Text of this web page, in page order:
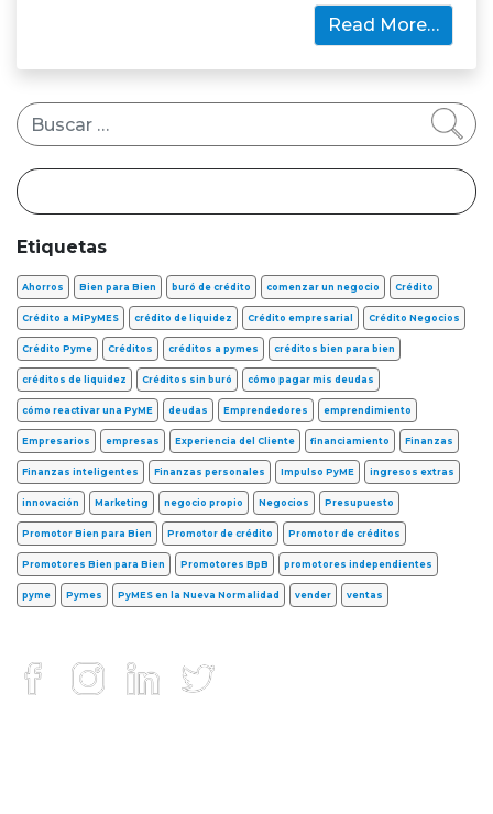
Read More…
Buscar
Etiquetas
Ahorros Bien para Bien buró de crédito comenzar un negocio Crédito
Crédito a MiPyMES crédito de liquidez Crédito empresarial Crédito Negocios
Crédito Pyme Créditos créditos a pymes créditos bien para bien
créditos de liquidez Créditos sin buró cómo pagar mis deudas
cómo reactivar una PyME deudas Emprendedores emprendimiento
Empresarios empresas Experiencia del Cliente financiamiento Finanzas
Finanzas inteligentes Finanzas personales Impulso PyME ingresos extras
innovación Marketing negocio propio Negocios Presupuesto
Promotor Bien para Bien Promotor de crédito Promotor de créditos
Promotores Bien para Bien Promotores BpB promotores independientes
pyme Pymes PyMES en la Nueva Normalidad vender ventas